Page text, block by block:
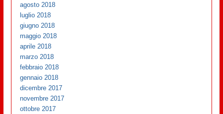
agosto 2018
luglio 2018
giugno 2018
maggio 2018
aprile 2018
marzo 2018
febbraio 2018
gennaio 2018
dicembre 2017
novembre 2017
ottobre 2017